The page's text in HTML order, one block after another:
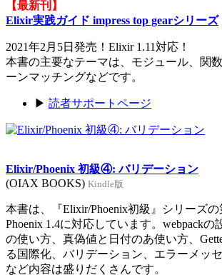
【最新刊】
Elixir実践ガイド impress top gearシリーズ
2021年2月5日発売！Elixir 1.11対応！
本書の主要なテーマは、モジュール、関
ーンマッチングなどです。
▶ 読者サポートページ
Elixir/Phoenix 初級④: バリデーション
(OIAX BOOKS) Kindle版
本書は、『Elixir/Phoenix初級』シリーズの
Phoenix 1.4に対応しています。webpackの
の使い方、真偽値と日付のあ使い方、
る国際化、バリデーション、エラーメッ
など内容は盛りだくさんです。